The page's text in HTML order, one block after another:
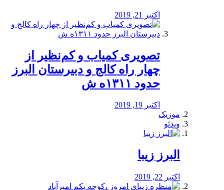
اکتبر 21, 2019
️تصویری کمیاب و کم‌نظیر از
چهار راه كالج و دبيرستان البرز
حدود ۱۳۱۱ه ش
اکتبر 19, 2019
موزیک
ویدئو
البرز زیبا
اکتبر 22, 2019